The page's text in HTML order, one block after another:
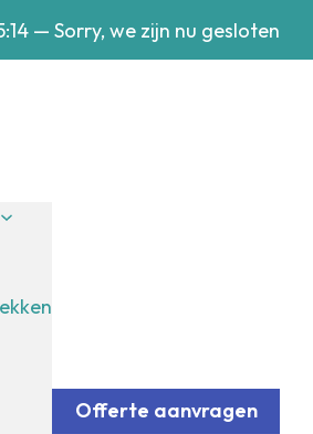
— Sorry, we zijn nu gesloten
Offerte aanvragen